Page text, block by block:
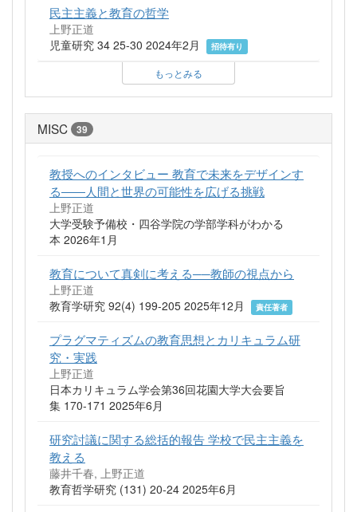
民主主義と教育の哲学
上野正道
児童研究 34 25-30 2024年2月
招待有り
もっとみる
MISC 39
教授へのインタビュー 教育で未来をデザインす
る――人間と世界の可能性を広げる挑戦
上野正道
大学受験予備校・四谷学院の学部学科がわかる
本 2026年1月
教育について真剣に考える──教師の視点から
上野正道
教育学研究 92(4) 199-205 2025年12月
責任著者
プラグマティズムの教育思想とカリキュラム研
究・実践
上野正道
日本カリキュラム学会第36回花園大学大会要旨
集 170-171 2025年6月
研究討議に関する総括的報告 学校で民主主義を
教える
藤井千春, 上野正道
教育哲学研究 (131) 20-24 2025年6月